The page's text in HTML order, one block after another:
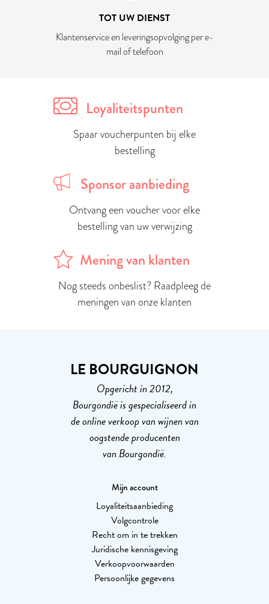
TOT UW DIENST
Klantenservice en leveringsopvolging per e-
mail of telefoon
Loyaliteitspunten
Spaar voucherpunten bij elke
bestelling
Sponsor aanbieding
Ontvang een voucher voor elke
bestelling van uw verwijzing
Mening van klanten
Nog steeds onbeslist? Raadpleeg de
meningen van onze klanten
LE BOURGUIGNON
Opgericht in 2012,
Bourgondië is gespecialiseerd in
de online verkoop van wijnen van
oogstende producenten
van Bourgondië.
Mijn account
Loyaliteitsaanbieding
Volgcontrole
Recht om in te trekken
Juridische kennisgeving
Verkoopvoorwaarden
Persoonlijke gegevens